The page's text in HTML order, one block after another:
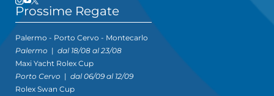
Prossime Regate
Palermo - Porto Cervo - Montecarlo
Palermo | dal 18/08 al 23/08
Maxi Yacht Rolex Cup
Porto Cervo | dal 06/09 al 12/09
Rolex Swan Cup